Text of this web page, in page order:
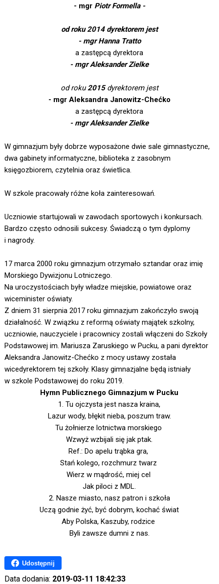
- mgr Piotr Formella -
od roku 2014 dyrektorem jest
- mgr Hanna Tratto
a zastępcą dyrektora
- mgr Aleksander Zielke
od roku2015dyrektorem jest
- mgr Aleksandra Janowitz-Chećko
a zastępcą dyrektora
- mgr Aleksander Zielke
W gimnazjum były dobrze wyposażone dwie sale gimnastyczne,
dwa gabinety informatyczne, biblioteka z zasobnym
księgozbiorem, czytelnia oraz świetlica.
W szkole pracowały różne koła zainteresowań.
Uczniowie startujowali w zawodach sportowych i konkursach.
Bardzo często odnosili sukcesy. Świadczą o tym dyplomy
i nagrody.
17 marca 2000 roku gimnazjum otrzymało sztandar oraz imię
Morskiego Dywizjonu Lotniczego.
Na uroczystościach były władze miejskie, powiatowe oraz
wiceminister oświaty.
Z dniem 31 sierpnia 2017 roku gimnazjum zakończyło swoją
działalność. W związku z reformą oświaty majątek szkolny,
uczniowie, nauczyciele i pracownicy zostali włączeni do Szkoły
Podstawowej im. Mariusza Zaruskiego w Pucku, a pani dyrektor
Aleksandra Janowitz-Chećko z mocy ustawy została
wicedyrektorem tej szkoły. Klasy gimnazjalne będą istniały
w szkole Podstawowej do roku 2019.
Hymn Publicznego Gimnazjum w Pucku
1. Tu ojczysta jest nasza kraina,
Lazur wody, błękit nieba, poszum traw.
Tu żołnierze lotnictwa morskiego
Wzwyż wzbijali się jak ptak.
Ref.: Do apelu trąbka gra,
Stań kolego, rozchmurz twarz
Wierz w mądrość, miej cel
Jak piloci z MDL.
2. Nasze miasto, nasz patron i szkoła
Uczą godnie żyć, być dobrym, kochać świat
Aby Polska, Kaszuby, rodzice
Byli zawsze dumni z nas.
Udostępnij
Data dodania: 2019-03-11 18:42:33